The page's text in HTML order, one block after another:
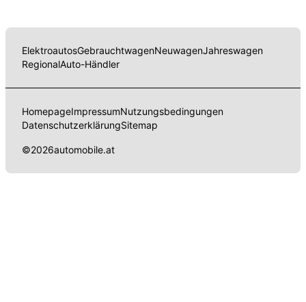
ElektroautosGebrauchtwagenNeuwagenJahreswagen
RegionalAuto-Händler
HomepageImpressumNutzungsbedingungen
DatenschutzerklärungSitemap
©2026automobile.at